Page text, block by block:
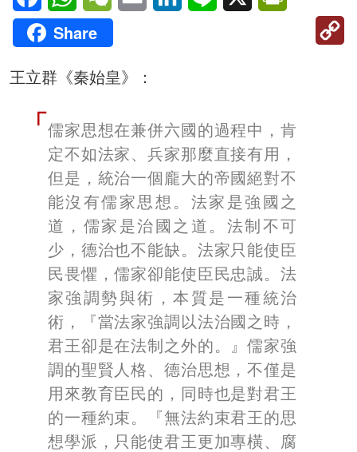
Share
王立群《秦始皇》：
儒家思想在兼併六國的過程中，肯
定不如法家、兵家那麼直接有用，
但是，統治一個龐大的帝國絕對不
能沒有儒家思想。法家是強國之
道，儒家是治國之道。法制不可
少，德治也不能缺。法家只能使臣
民畏懼，儒家卻能使臣民忠誠。法
家強調勢與術，本質是一種統治
術，『當法家強調以法治國之時，
君王卻是在法制之外的。』儒家強
調的聖賢人格、德治思想，不僅是
用來教育臣民的，同時也是對君王
的一種約束。『無法約束君王的思
想學派，只能使君王更加專橫、腐